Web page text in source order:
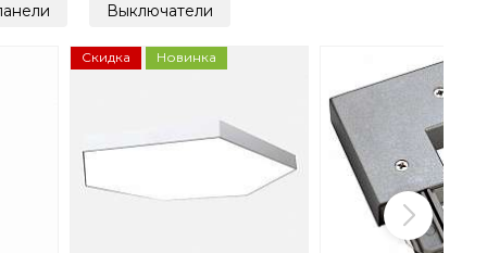
Выключатели
Скидка Новинка